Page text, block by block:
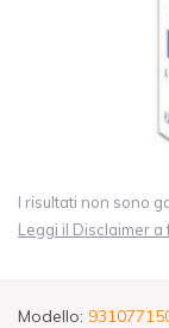
I risultati non sono
Leggi il Disclaimer
Modello: